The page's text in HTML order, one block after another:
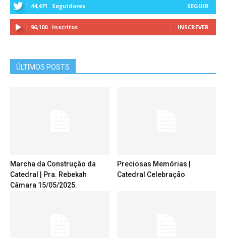
44,471 Seguidores SEGUIR
96,100 Inscritos INSCREVER
ÚLTIMOS POSTS
Marcha da Construção da
Catedral | Pra. Rebekah
Câmara 15/05/2025.
Preciosas Memórias |
Catedral Celebração